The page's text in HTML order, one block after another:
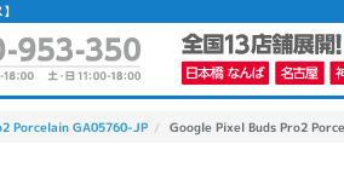
Porcelain GA05760-JP Google Pixel Buds Pro2